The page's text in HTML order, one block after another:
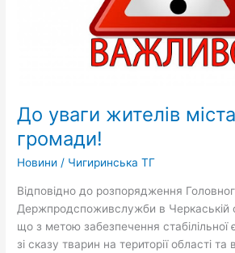
До уваги жителів
громади!
Новини / Чигиринська ТГ
Відповідно до розпорядження
Держпродспоживслужби в Черкаській
що з метою забезпечення стабілільної
зі сказу тварин на території області та